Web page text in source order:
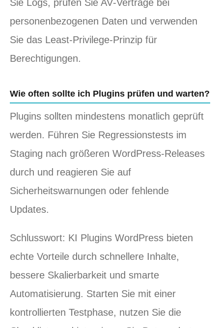
Sie Logs, prüfen Sie AV‑Verträge bei
personenbezogenen Daten und verwenden
Sie das Least‑Privilege‑Prinzip für
Berechtigungen.
Wie often sollte ich Plugins prüfen und warten?
Plugins sollten mindestens monatlich geprüft
werden. Führen Sie Regressionstests im
Staging nach größeren WordPress‑Releases
durch und reagieren Sie auf
Sicherheitswarnungen oder fehlende
Updates.
Schlusswort: KI Plugins WordPress bieten
echte Vorteile durch schnellere Inhalte,
bessere Skalierbarkeit und smarte
Automatisierung. Starten Sie mit einer
kontrollierten Testphase, nutzen Sie die